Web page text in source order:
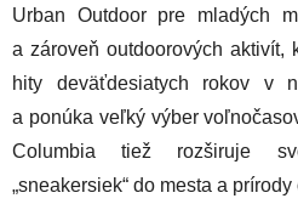
Urban Outdoor pre mladých
a zároveň outdoorových aktivít,
hity deväťdesiatych rokov v
a ponúka veľký výber
Columbia tiež rozširuje
„sneakersiek“ do mesta a